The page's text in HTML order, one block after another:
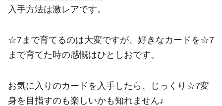
入手方法は激レアです。
☆7まで育てるのは大変ですが、好きなカードを☆7
まで育てた時の感慨はひとしおです。
お気に入りのカードを入手したら、じっくり☆7変
身を目指すのも楽しいかも知れません♪